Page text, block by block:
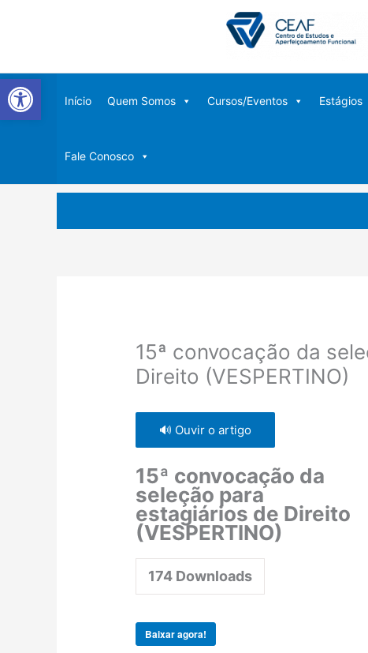
Início Quem Somos Cursos/Eventos Estágios
Fale Conosco
15ª convocação da
Direito (VESPERTINO)
🔊 Ouvir o artigo
15ª convocação da
seleção para
estagiários de Direito
(VESPERTINO)
174 Downloads
Baixar agora!
Abrir a barra de ferramentas